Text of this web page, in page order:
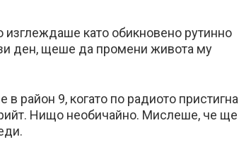
изглеждаше като обикновено рутинно
ден, щеше да промени живота му
9, когато по радиото пристигна
Нищо необичайно. Мислеше, че ще